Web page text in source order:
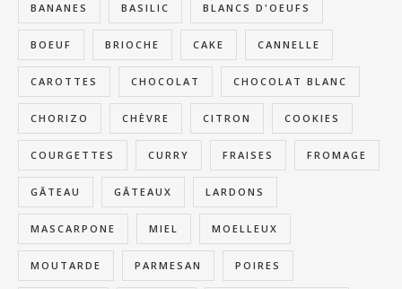
BANANES BASILIC BLANCS D'OEUFS
BOEUF BRIOCHE CAKE CANNELLE
CAROTTES CHOCOLAT CHOCOLAT BLANC
CHORIZO CHÈVRE CITRON COOKIES
COURGETTES CURRY FRAISES FROMAGE
GÂTEAU GÂTEAUX LARDONS
MASCARPONE MIEL MOELLEUX
MOUTARDE PARMESAN POIRES